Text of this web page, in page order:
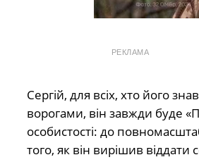
РЕКЛАМА
Сергій, для всіх, хто його
ворогами, він завжди буде
особистості: до
того, як він вирішив віддати